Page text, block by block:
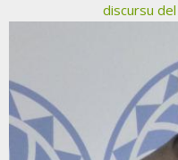
discursu